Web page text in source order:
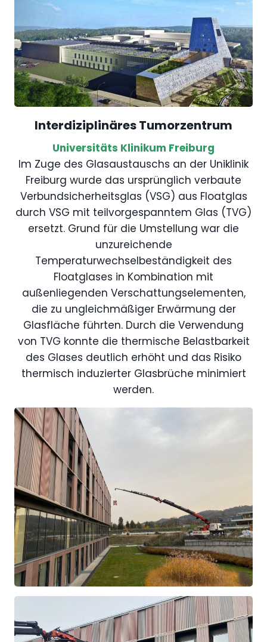
Interdiziplinäres Tumorzentrum
Universitäts Klinikum Freiburg
Im Zuge des Glasaustauschs an der Uniklinik
Freiburg wurde das ursprünglich verbaute
Verbundsicherheitsglas (VSG) aus Floatglas
durch VSG mit teilvorgespanntem Glas (TVG)
ersetzt. Grund für die Umstellung war die
unzureichende
Temperaturwechselbeständigkeit des
Floatglases in Kombination mit
außenliegenden Verschattungselementen,
die zu ungleichmäßiger Erwärmung der
Glasfläche führten. Durch die Verwendung
von TVG konnte die thermische Belastbarkeit
des Glases deutlich erhöht und das Risiko
thermisch induzierter Glasbrüche minimiert
werden.